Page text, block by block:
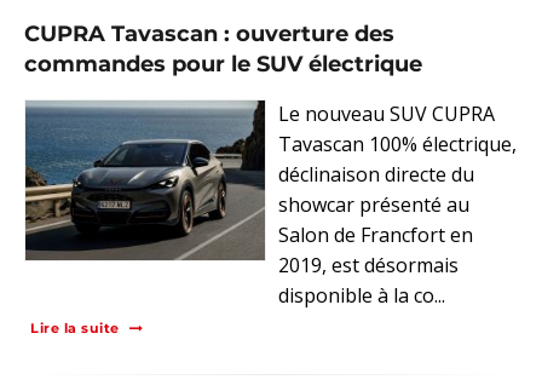
CUPRA Tavascan : ouverture des
commandes pour le SUV électrique
Le nouveau SUV CUPRA
Tavascan 100% électrique,
déclinaison directe du
showcar présenté au
Salon de Francfort en
2019, est désormais
disponible à la co...
Lire la suite